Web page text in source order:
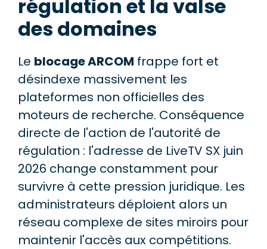
régulation et la valse
des domaines
Le blocage ARCOM frappe fort et
désindexe massivement les
plateformes non officielles des
moteurs de recherche. Conséquence
directe de l'action de l'autorité de
régulation : l'adresse de LiveTV SX juin
2026 change constamment pour
survivre à cette pression juridique. Les
administrateurs déploient alors un
réseau complexe de sites miroirs pour
maintenir l'accès aux compétitions.